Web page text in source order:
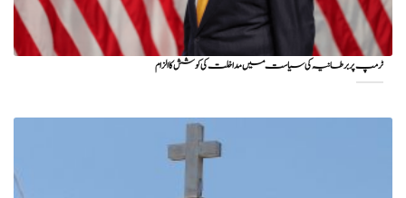
ٹرمپ پر برطانیہ کی سیاست میں مداخلت کی کوشش کا الزام